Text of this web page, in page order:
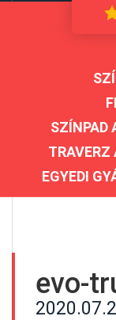
SZÍNPAD
TRAVERZ
EGYEDI
evo-